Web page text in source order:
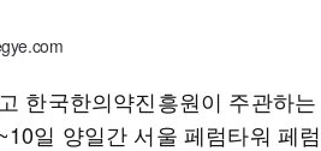
한국한의약진흥원이 주관하
일 양일간 서울 페럼타워 페